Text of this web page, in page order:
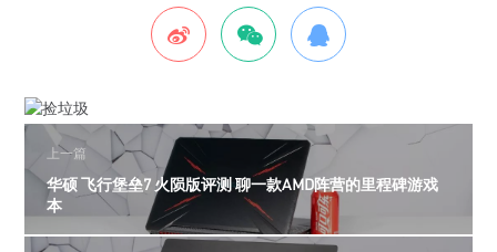
上一篇
华硕 飞行堡垒7 火陨版评测 聊一款AMD阵营的里程碑游戏
本